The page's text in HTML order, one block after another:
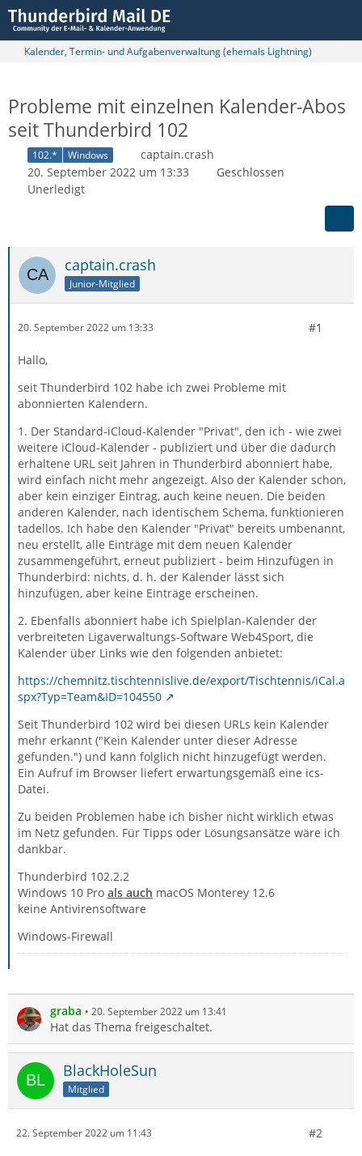
Kalender, Termin- und Aufgabenverwaltung (ehemals Lightning)
Probleme mit einzelnen Kalender-Abos
seit Thunderbird 102
102.* Windows
captain.crash
20. September 2022 um 13:33
Geschlossen
Unerledigt
captain.crash
Junior-Mitglied
20. September 2022 um 13:33 #1
Hallo,
seit Thunderbird 102 habe ich zwei Probleme mit
abonnierten Kalendern.
1. Der Standard-iCloud-Kalender "Privat", den ich - wie zwei
weitere iCloud-Kalender - publiziert und über die dadurch
erhaltene URL seit Jahren in Thunderbird abonniert habe,
wird einfach nicht mehr angezeigt. Also der Kalender schon,
aber kein einziger Eintrag, auch keine neuen. Die beiden
anderen Kalender, nach identischem Schema, funktionieren
tadellos. Ich habe den Kalender "Privat" bereits umbenannt,
neu erstellt, alle Einträge mit dem neuen Kalender
zusammengeführt, erneut publiziert - beim Hinzufügen in
Thunderbird: nichts, d. h. der Kalender lässt sich
hinzufügen, aber keine Einträge erscheinen.
2. Ebenfalls abonniert habe ich Spielplan-Kalender der
verbreiteten Ligaverwaltungs-Software Web4Sport, die
Kalender über Links wie den folgenden anbietet:
https://chemnitz.tischtennislive.de/export/Tischtennis/iCal.a
spx?Typ=Team&ID=104550
Seit Thunderbird 102 wird bei diesen URLs kein Kalender
mehr erkannt ("Kein Kalender unter dieser Adresse
gefunden.") und kann folglich nicht hinzugefügt werden.
Ein Aufruf im Browser liefert erwartungsgemäß eine ics-
Datei.
Zu beiden Problemen habe ich bisher nicht wirklich etwas
im Netz gefunden. Für Tipps oder Lösungsansätze wäre ich
dankbar.
Thunderbird 102.2.2
Windows 10 Pro als auch macOS Monterey 12.6
keine Antivirensoftware
Windows-Firewall
graba 20. September 2022 um 13:41
Hat das Thema freigeschaltet.
BlackHoleSun
Mitglied
22. September 2022 um 11:43 #2